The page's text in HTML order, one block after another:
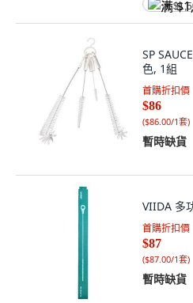
满
SP
色, 1組
首購折扣價
$86
($86.00/1套)
暫時缺貨
VIIDA 多
首購折扣價
$87
($87.00/1套)
暫時缺貨